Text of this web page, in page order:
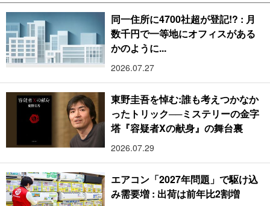
同一住所に4700社超が登記!? : 月
数千円で一等地にオフィスがある
かのように...
2026.07.27
東野圭吾を悼む:誰も考えつかなか
ったトリック──ミステリーの金字
塔『容疑者Xの献身』の舞台裏
2026.07.29
エアコン「2027年問題」で駆け込
み需要増 : 出荷は前年比2割増